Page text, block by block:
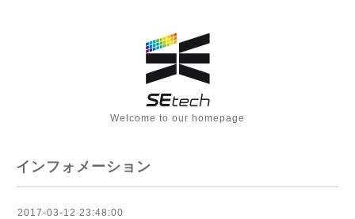
Welcome to our homepage
インフォメーション
2017-03-12 23:48:00